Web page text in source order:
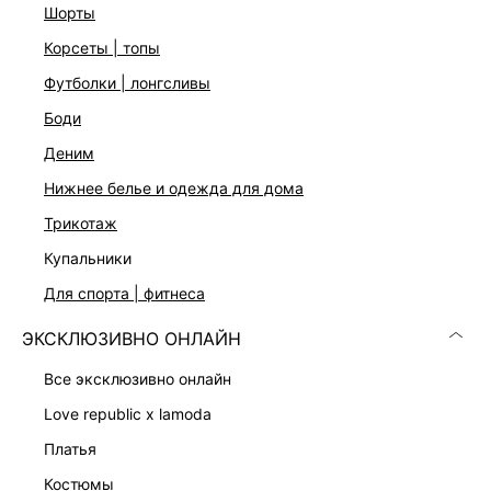
шорты
корсеты | топы
футболки | лонгсливы
боди
деним
нижнее белье и одежда для дома
трикотаж
купальники
для спорта | фитнеса
ЭКСКЛЮЗИВНО ОНЛАЙН
все эксклюзивно онлайн
love republic x lamoda
платья
костюмы
ДОСТАВКА И ВОЗВРАТ
Скачать